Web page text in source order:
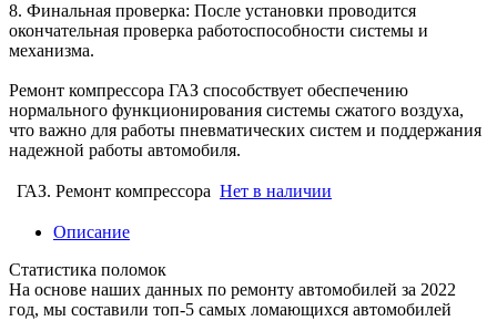
8. Финальная проверка: После установки проводится
окончательная проверка работоспособности системы и
механизма.
Ремонт компрессора ГАЗ способствует обеспечению
нормального функционирования системы сжатого воздуха,
что важно для работы пневматических систем и поддержания
надежной работы автомобиля.
ГАЗ. Ремонт компрессора Нет в наличии
Описание
Статистика поломок
На основе наших данных по ремонту автомобилей за 2022
год, мы составили топ-5 самых ломающихся автомобилей